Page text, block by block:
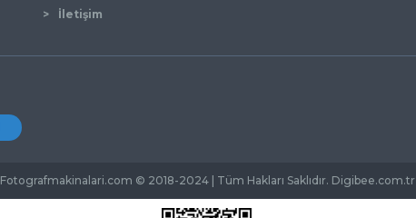
İletişim
Fotografmakinalari.com © 2018-2024 | Tüm Hakları Saklıdır. Digibee.com.tr